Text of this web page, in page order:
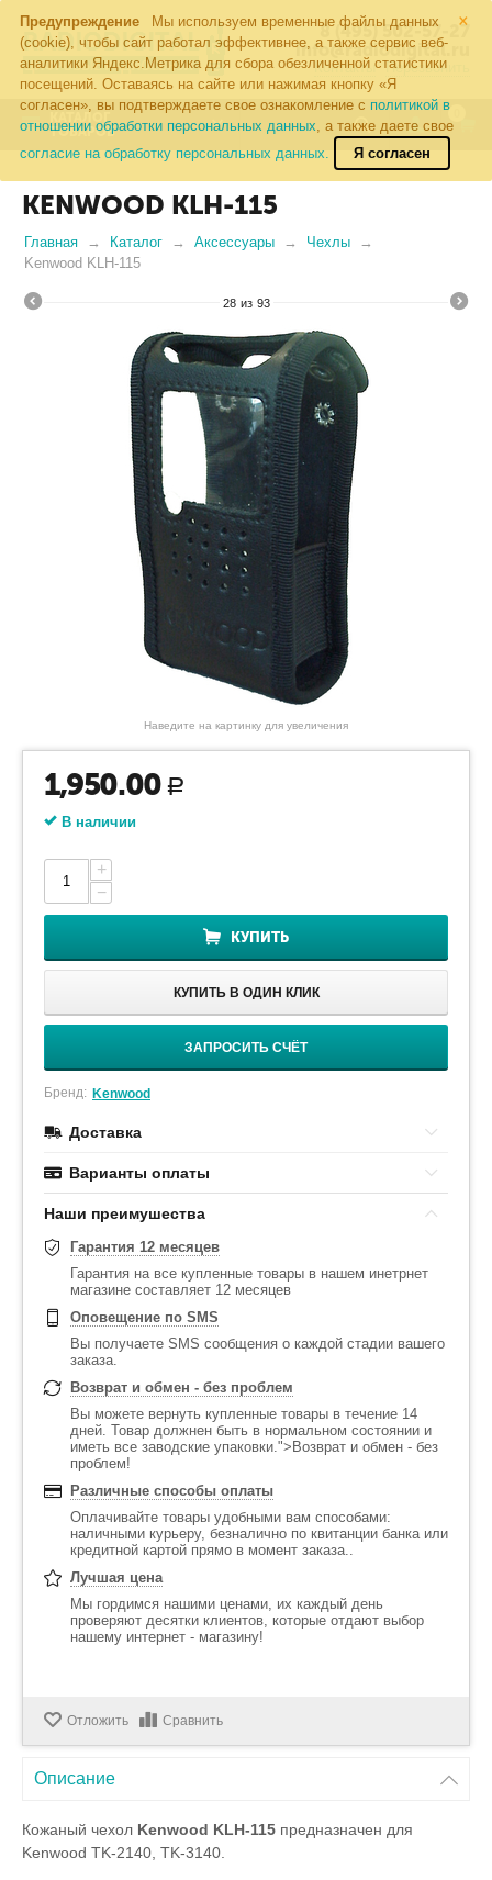
×
Предупреждение
Мы используем временные файлы данных
(cookie), чтобы сайт работал эффективнее, а также сервис веб-
аналитики Яндекс.Метрика для сбора обезличенной статистики
посещений. Оставаясь на сайте или нажимая кнопку «Я
согласен», вы подтверждаете свое ознакомление с политикой в
отношении обработки персональных данных, а также даете свое
согласие на обработку персональных данных.
Я согласен
8 (495) 502-57-27
info@radiodigital.ru
Контакты Перезвонить
КАТАЛОГ
ТОВАРОВ
KENWOOD KLH-115
Главная Каталог Аксессуары
Чехлы
Kenwood KLH-115
28 из 93
Наведите на картинку для увеличения
1,950.00 Р
В наличии
+
−
КУПИТЬ
КУПИТЬ В ОДИН КЛИК
ЗАПРОСИТЬ СЧЁТ
Бренд: Kenwood
Доставка
Варианты оплаты
Наши преимушества
Гарантия 12 месяцев
Гарантия на все купленные товары в нашем инетрнет
магазине составляет 12 месяцев
Оповещение по SMS
Вы получаете SMS сообщения о каждой стадии вашего
заказа.
Возврат и обмен - без проблем
Вы можете вернуть купленные товары в течение 14
дней. Товар должнен быть в нормальном состоянии и
иметь все заводские упаковки.">Возврат и обмен - без
проблем!
Различные способы оплаты
Оплачивайте товары удобными вам способами:
наличными курьеру, безналично по квитанции банка или
кредитной картой прямо в момент заказа..
Лучшая цена
Мы гордимся нашими ценами, их каждый день
проверяют десятки клиентов, которые отдают выбор
нашему интернет - магазину!
Отложить Сравнить
Описание
Кожаный чехол Kenwood KLH-115 предназначен для
Kenwood TK-2140, TK-3140.